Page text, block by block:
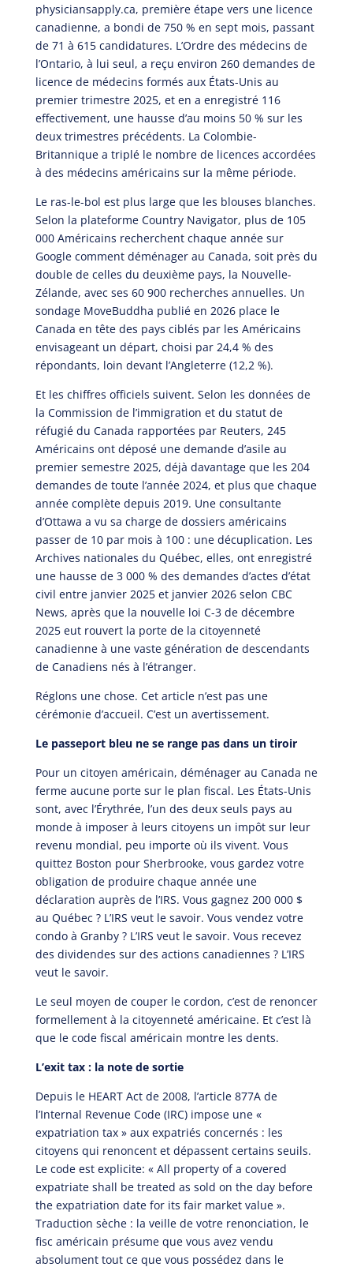
physiciansapply.ca, première étape vers une licence
canadienne, a bondi de 750 % en sept mois, passant
de 71 à 615 candidatures. L’Ordre des médecins de
l’Ontario, à lui seul, a reçu environ 260 demandes de
licence de médecins formés aux États-Unis au
premier trimestre 2025, et en a enregistré 116
effectivement, une hausse d’au moins 50 % sur les
deux trimestres précédents. La Colombie-
Britannique a triplé le nombre de licences accordées
à des médecins américains sur la même période.
Le ras-le-bol est plus large que les blouses blanches.
Selon la plateforme Country Navigator, plus de 105
000 Américains recherchent chaque année sur
Google comment déménager au Canada, soit près du
double de celles du deuxième pays, la Nouvelle-
Zélande, avec ses 60 900 recherches annuelles. Un
sondage MoveBuddha publié en 2026 place le
Canada en tête des pays ciblés par les Américains
envisageant un départ, choisi par 24,4 % des
répondants, loin devant l’Angleterre (12,2 %).
Et les chiffres officiels suivent. Selon les données de
la Commission de l’immigration et du statut de
réfugié du Canada rapportées par Reuters, 245
Américains ont déposé une demande d’asile au
premier semestre 2025, déjà davantage que les 204
demandes de toute l’année 2024, et plus que chaque
année complète depuis 2019. Une consultante
d’Ottawa a vu sa charge de dossiers américains
passer de 10 par mois à 100 : une décuplication. Les
Archives nationales du Québec, elles, ont enregistré
une hausse de 3 000 % des demandes d’actes d’état
civil entre janvier 2025 et janvier 2026 selon CBC
News, après que la nouvelle loi C-3 de décembre
2025 eut rouvert la porte de la citoyenneté
canadienne à une vaste génération de descendants
de Canadiens nés à l’étranger.
Réglons une chose. Cet article n’est pas une
cérémonie d’accueil. C’est un avertissement.
Le passeport bleu ne se range pas dans un tiroir
Pour un citoyen américain, déménager au Canada ne
ferme aucune porte sur le plan fiscal. Les États-Unis
sont, avec l’Érythrée, l’un des deux seuls pays au
monde à imposer à leurs citoyens un impôt sur leur
revenu mondial, peu importe où ils vivent. Vous
quittez Boston pour Sherbrooke, vous gardez votre
obligation de produire chaque année une
déclaration auprès de l’IRS. Vous gagnez 200 000 $
au Québec ? L’IRS veut le savoir. Vous vendez votre
condo à Granby ? L’IRS veut le savoir. Vous recevez
des dividendes sur des actions canadiennes ? L’IRS
veut le savoir.
Le seul moyen de couper le cordon, c’est de renoncer
formellement à la citoyenneté américaine. Et c’est là
que le code fiscal américain montre les dents.
L’exit tax : la note de sortie
Depuis le HEART Act de 2008, l’article 877A de
l’Internal Revenue Code (IRC) impose une «
expatriation tax » aux expatriés concernés : les
citoyens qui renoncent et dépassent certains seuils.
Le code est explicite: « All property of a covered
expatriate shall be treated as sold on the day before
the expatriation date for its fair market value ».
Traduction sèche : la veille de votre renonciation, le
fisc américain présume que vous avez vendu
absolument tout ce que vous possédez dans le